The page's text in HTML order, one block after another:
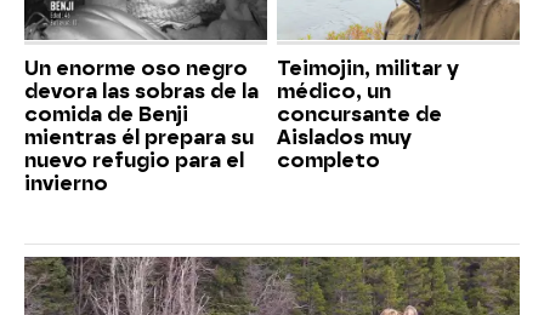
Un enorme oso negro
devora las sobras de la
comida de Benji
mientras él prepara su
nuevo refugio para el
invierno
Teimojin, militar y
médico, un
concursante de
Aislados muy
completo